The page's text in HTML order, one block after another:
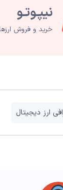
خرید و فروش
ارز دیجیتال